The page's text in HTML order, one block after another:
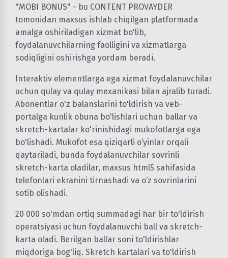
"MOBI BONUS" - bu CONTENT PROVAYDER
tomonidan maxsus ishlab chiqilgan platformada
amalga oshiriladigan xizmat bo'lib,
foydalanuvchilarning faolligini va xizmatlarga
sodiqligini oshirishga yordam beradi.
Interaktiv elementlarga ega xizmat foydalanuvchilar
uchun qulay va qulay mexanikasi bilan ajralib turadi.
Abonentlar o'z balanslarini to'ldirish va veb-
portalga kunlik obuna bo'lishlari uchun ballar va
skretch-kartalar ko'rinishidagi mukofotlarga ega
bo'lishadi. Mukofot esa qiziqarli o‘yinlar orqali
qaytariladi, bunda foydalanuvchilar sovrinli
skretch-karta oladilar, maxsus html5 sahifasida
telefonlari ekranini tirnashadi va o‘z sovrinlarini
sotib olishadi.
20 000 so'mdan ortiq summadagi har bir to'ldirish
operatsiyasi uchun foydalanuvchi ball va skretch-
karta oladi. Berilgan ballar soni to'ldirishlar
miqdoriga bog'liq. Skretch kartalari va to'ldirish